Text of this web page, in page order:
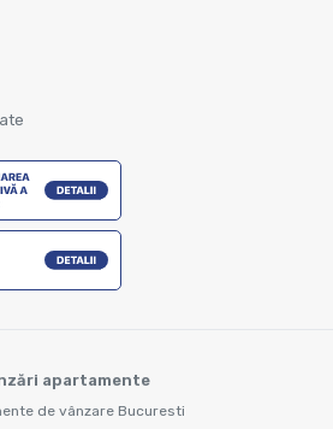
apartamente
de vânzare Bucuresti